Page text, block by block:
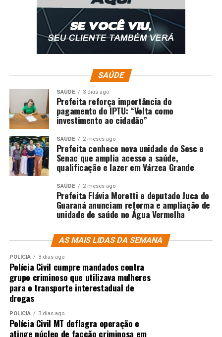
SAÚDE
SAÚDE 3 dias ago
Prefeita reforça importância do
pagamento do IPTU: “Volta como
investimento ao cidadão”
SAÚDE 2 meses ago
Prefeita conhece nova unidade do Sesc e
Senac que amplia acesso a saúde,
qualificação e lazer em Várzea Grande
SAÚDE 2 meses ago
Prefeita Flávia Moretti e deputado Juca do
Guaraná anunciam reforma e ampliação de
unidade de saúde no Água Vermelha
AS MAIS LIDAS DA SEMANA
POLÍCIA 3 dias ago
Polícia Civil cumpre mandados contra
grupo criminoso que utilizava mulheres
para o transporte interestadual de
drogas
POLÍCIA 3 dias ago
Polícia Civil MT deflagra operação e
atinge núcleo de facção criminosa em